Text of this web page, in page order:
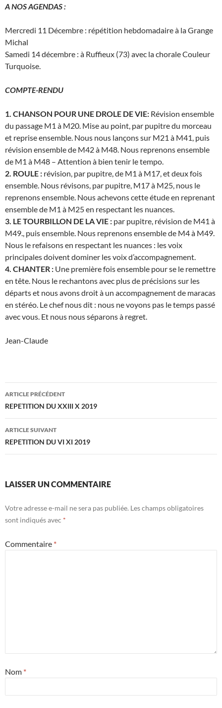
A NOS AGENDAS :
Mercredi 11 Décembre : répétition hebdomadaire à la Grange
Michal
Samedi 14 décembre : à Ruffieux (73) avec la chorale Couleur
Turquoise.
COMPTE-RENDU
1. CHANSON POUR UNE DROLE DE VIE: Révision ensemble
du passage M1 à M20. Mise au point, par pupitre du morceau
et reprise ensemble. Nous nous lançons sur M21 à M41, puis
révision ensemble de M42 à M48. Nous reprenons ensemble
de M1 à M48 – Attention à bien tenir le tempo.
2. ROULE : révision, par pupitre, de M1 à M17, et deux fois
ensemble. Nous révisons, par pupitre, M17 à M25, nous le
reprenons ensemble. Nous achevons cette étude en reprenant
ensemble de M1 à M25 en respectant les nuances.
3. LE TOURBILLON DE LA VIE : par pupitre, révision de M41 à
M49., puis ensemble. Nous reprenons ensemble de M4 à M49.
Nous le refaisons en respectant les nuances : les voix
principales doivent dominer les voix d’accompagnement.
4. CHANTER : Une première fois ensemble pour se le remettre
en tête. Nous le rechantons avec plus de précisions sur les
départs et nous avons droit à un accompagnement de maracas
en stéréo. Le chef nous dit : nous ne voyons pas le temps passé
avec vous. Et nous nous séparons à regret.
Jean-Claude
Navigation
des
articles
ARTICLE PRÉCÉDENT
REPETITION DU XXIII X 2019
ARTICLE SUIVANT
REPETITION DU VI XI 2019
LAISSER UN COMMENTAIRE
Votre adresse e-mail ne sera pas publiée. Les champs obligatoires
sont indiqués avec *
Commentaire *
Nom *